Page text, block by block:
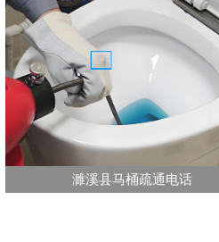
濉溪县马桶疏通电话